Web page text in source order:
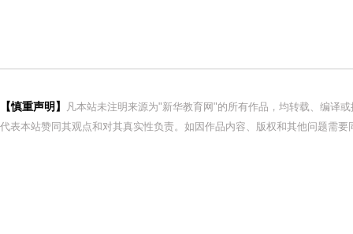
【慎重声明】
凡本站未注明来源为"新华教育网"的所有作品，均转载、编译
代表本站赞同其观点和对其真实性负责。如因作品内容、版权和其他问题需